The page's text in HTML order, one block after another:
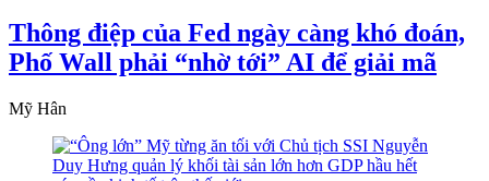
Thông điệp của Fed ngày càng khó đoán,
Phố Wall phải “nhờ tới” AI để giải mã
Mỹ Hân